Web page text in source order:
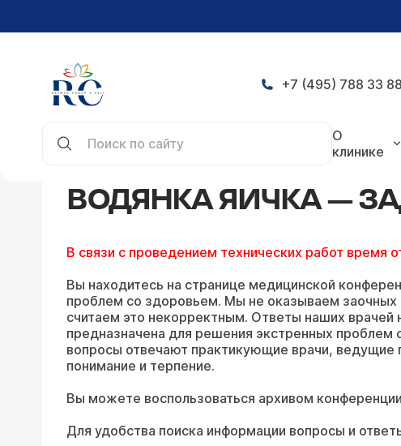
+7 (495) 788 33 88
О
клинике
ВОДЯНКА ЯИЧКА —
В связи с проведением технических работ время
Вы находитесь на странице медицинской
проблем со здоровьем. Мы не оказываем заочных
считаем это некорректным. Ответы наших врачей
предназначена для решения экстренных
вопросы отвечают практикующие врачи,
понимание и терпение.
Вы можете воспользоваться архивом
Для удобства поиска информации вопросы и